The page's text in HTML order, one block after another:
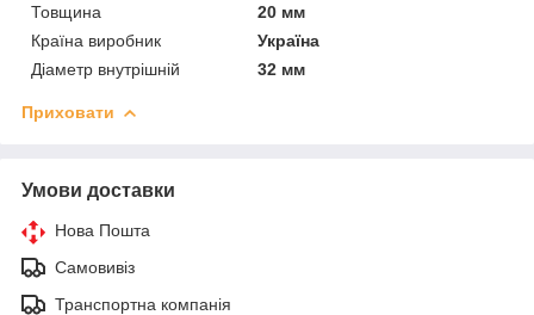
Товщина
20 мм
Країна виробник
Україна
Діаметр внутрішній
32 мм
Приховати
Умови доставки
Нова Пошта
Самовивіз
Транспортна компанія